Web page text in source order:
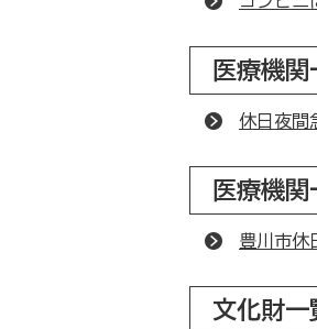
医療機
休日夜間
医療機
豊川市休
文化財一